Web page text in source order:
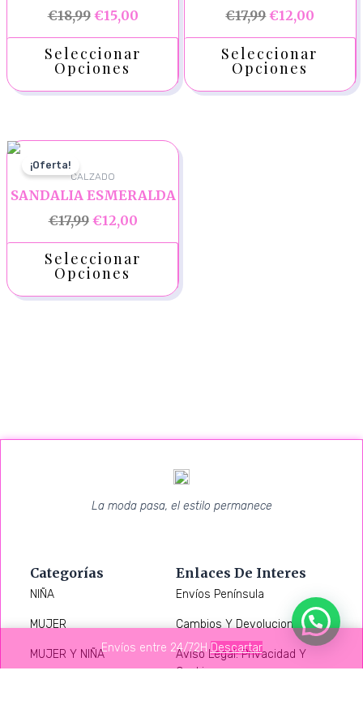
€18,99 €15,00
Seleccionar
Opciones
€17,99 €12,00
Seleccionar
Opciones
¡Oferta!
CALZADO
SANDALIA ESMERALDA
€17,99 €12,00
Seleccionar
Opciones
La moda pasa, el estilo permanece
Categorías
NIÑA
MUJER
MUJER Y NIÑA
Enlaces De Interes
Envíos Península
Cambios Y Devoluciones
Aviso Legal: Privacidad Y
Cookies
Envíos entre 24/72HDescartar